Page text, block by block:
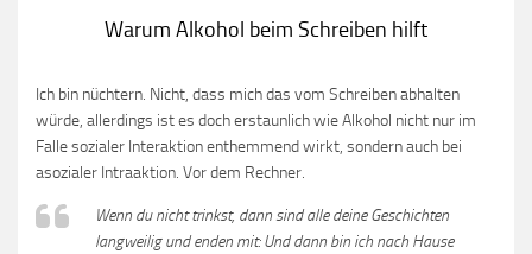
Warum Alkohol beim Schreiben hilft
Ich bin nüchtern. Nicht, dass mich das vom Schreiben abhalten
würde, allerdings ist es doch erstaunlich wie Alkohol nicht nur im
Falle sozialer Interaktion enthemmend wirkt, sondern auch bei
asozialer Intraaktion. Vor dem Rechner.
Wenn du nicht trinkst, dann sind alle deine Geschichten
langweilig und enden mit: Und dann bin ich nach Hause